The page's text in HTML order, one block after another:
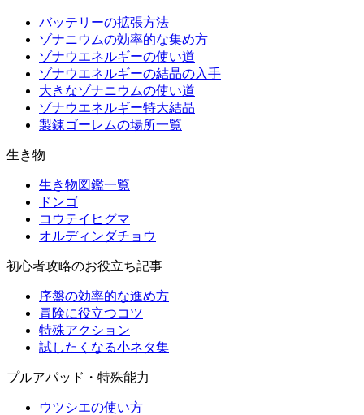
バッテリーの拡張方法
ゾナニウムの効率的な集め方
ゾナウエネルギーの使い道
ゾナウエネルギーの結晶の入手
大きなゾナニウムの使い道
ゾナウエネルギー特大結晶
製錬ゴーレムの場所一覧
生き物
生き物図鑑一覧
ドンゴ
コウテイヒグマ
オルディンダチョウ
初心者攻略のお役立ち記事
序盤の効率的な進め方
冒険に役立つコツ
特殊アクション
試したくなる小ネタ集
プルアパッド・特殊能力
ウツシエの使い方